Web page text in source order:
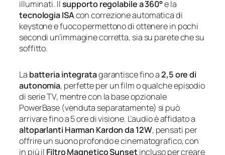
illuminati. Ilsupporto regolabile a 360°e la
tecnologia ISAcon correzione automatica di
keystone e fuoco permettono di ottenere in pochi
secondi un’immagine corretta, sia su parete che su
soffitto.
La batteria integratagarantisce fino a2,5 ore di
autonomia, perfette per un film o qualche episodio
di serie TV, mentre con la base opzionale
PowerBase (venduta separatamente) si può
arrivare fino a 5 ore di visione. L’audio è affidato a
altoparlanti Harman Kardon da 12W, pensati per
offrire un suono profondo e cinematografico, con
in più il Filtro Magnetico Sunsetincluso per creare